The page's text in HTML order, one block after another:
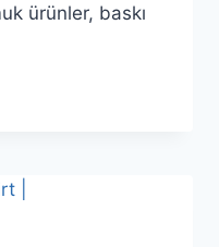
ürünler, baskı